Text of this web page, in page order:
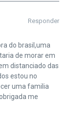
Responder
do brasil,uma
de morar em
distanciado das
estou no
uma familia
me